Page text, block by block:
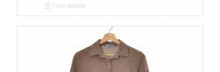
Toon details